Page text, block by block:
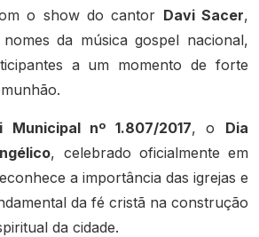
o show do cantor Davi Sacer,
da música gospel nacional,
a um momento de forte
Municipal nº 1.807/2017, o Dia
, celebrado oficialmente em
a importância das igrejas e
da fé cristã na construção
da cidade.